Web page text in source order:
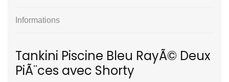
Informations
Tankini Piscine Bleu RayÃ© Deux
PiÃ¨ces avec Shorty